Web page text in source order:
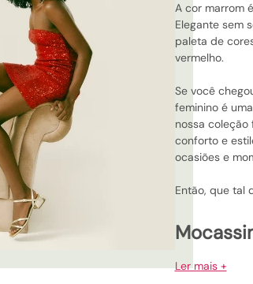
A cor marrom
Elegante sem
paleta de
vermelho.
Se você
feminino é
nossa
conforto e
ocasiões e
Então, que tal
mocassim marrom feminino: elegância
Ler mais +